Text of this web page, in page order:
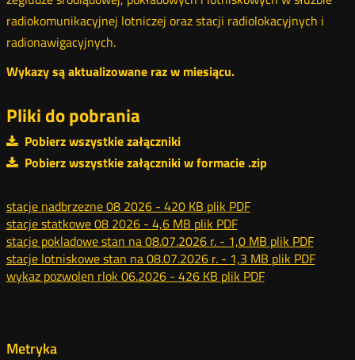
radiokomunikacyjnej lotniczej oraz stacji radiolokacyjnych i
radionawigacyjnych.
Wykazy są aktualizowane raz w miesiącu.
Pliki do pobrania
Pobierz wszystkie załączniki
Pobierz wszystkie załączniki w formacie .zip
stacje nadbrzezne 08 2026 - 420 KB plik PDF
stacje statkowe 08 2026 - 4,6 MB plik PDF
stacje pokladowe stan na 08.07.2026 r. - 1,0 MB plik PDF
stacje lotniskowe stan na 08.07.2026 r. - 1,3 MB plik PDF
wykaz pozwolen rlok 06.2026 - 426 KB plik PDF
Metryka